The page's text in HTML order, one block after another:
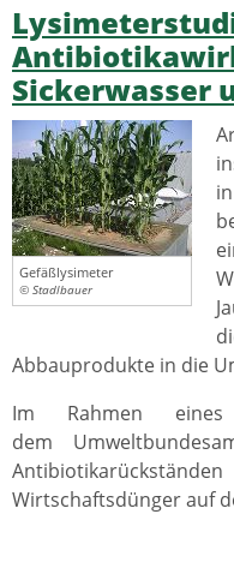
Sickerwasser
Gefäßlysimeter
© Stadlbauer
Abbauprodukte in die
Im Rahmen eines
dem
Wirtschaftsdünger auf